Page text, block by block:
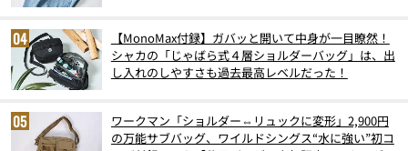
【MonoMax付録】ガバッと開いて中身が一目瞭然！
シャカの「じゃばら式４層ショルダーバッグ」は、出
し入れのしやすさも過去最高レベルだった！
ワークマン「ショルダー⇔リュックに変形」2,900円
の万能サブバッグ、ワイルドシングス“水に強い”初コ